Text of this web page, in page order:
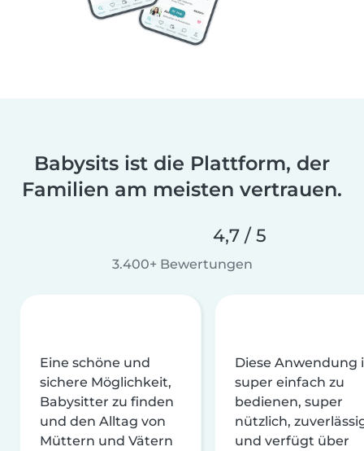
Babysits ist die Plattform, der
Familien am meisten vertrauen.
4,7 / 5
3.400+ Bewertungen
Eine schöne und
sichere Möglichkeit,
Babysitter zu finden
und den Alltag von
Müttern und Vätern
Diese Anwendung
super einfach zu
bedienen, super
nützlich,
und verfügt über